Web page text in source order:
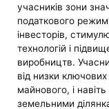
учасників зони
податкового
інвесторів,
технологій і
виробництв.
від низки
майнового, і
земельними